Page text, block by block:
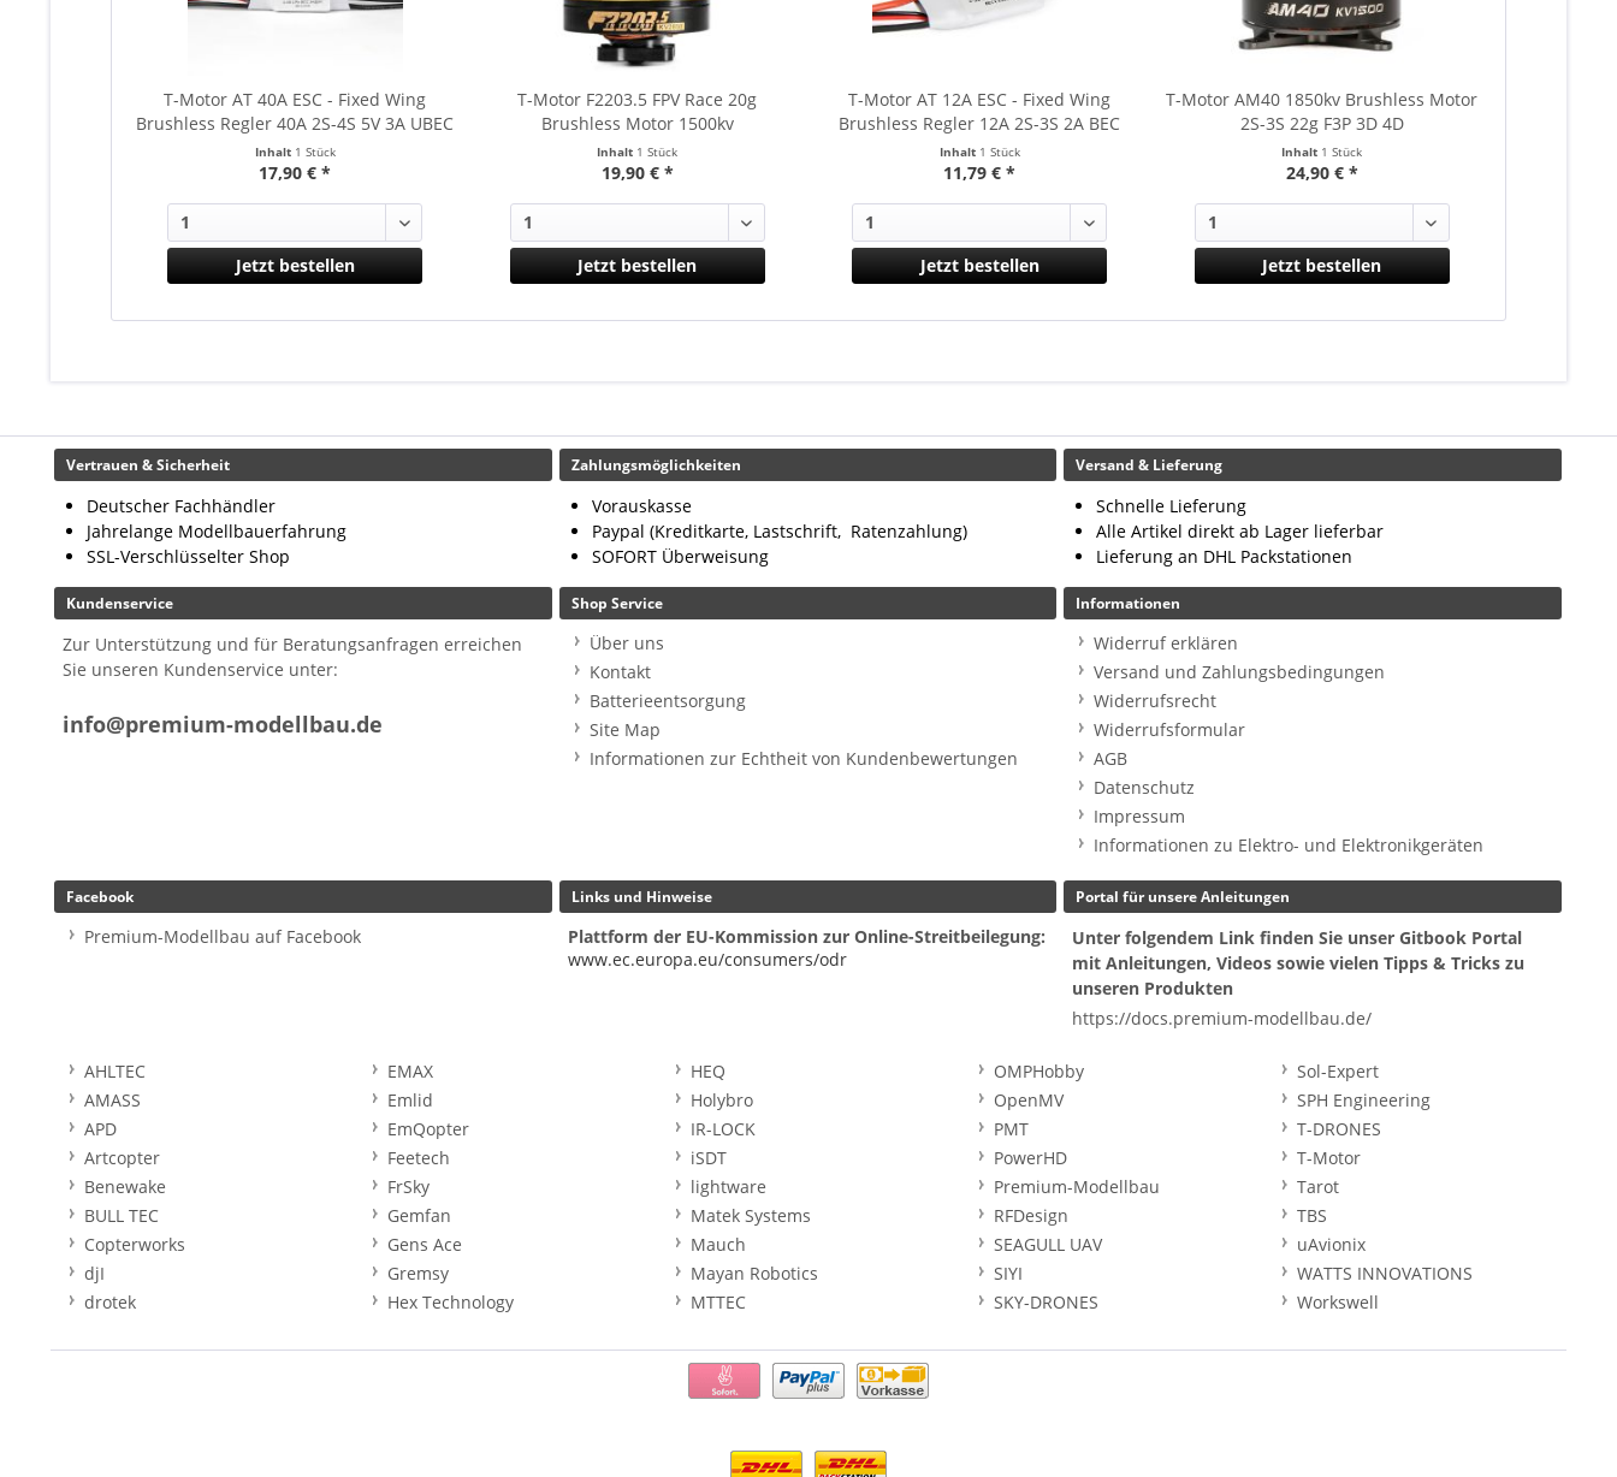
T-Motor AT 40A ESC - Fixed Wing
Brushless Regler 40A 2S-4S 5V 3A UBEC
Inhalt 1 Stück
17,90 € *
Jetzt bestellen
T-Motor F2203.5 FPV Race 20g
Brushless Motor 1500kv
Inhalt 1 Stück
19,90 € *
Jetzt bestellen
T-Motor AT 12A ESC - Fixed Wing
Brushless Regler 12A 2S-3S 2A BEC
Inhalt 1 Stück
11,79 € *
Jetzt bestellen
T-Motor AM40 1850kv Brushless Motor
2S-3S 22g F3P 3D 4D
Inhalt 1 Stück
24,90 € *
Jetzt bestellen
Vertrauen & Sicherheit
Deutscher Fachhändler
Jahrelange Modellbauerfahrung
SSL-Verschlüsselter Shop
Zahlungsmöglichkeiten
Vorauskasse
Paypal (Kreditkarte, Lastschrift, Ratenzahlung)
SOFORT Überweisung
Versand & Lieferung
Schnelle Lieferung
Alle Artikel direkt ab Lager lieferbar
Lieferung an DHL Packstationen
Kundenservice
Zur Unterstützung und für Beratungsanfragen erreichen
Sie unseren Kundenservice unter:
info@premium-modellbau.de
Shop Service
Über uns
Kontakt
Batterieentsorgung
Site Map
Informationen zur Echtheit von Kundenbewertungen
Informationen
Widerruf erklären
Versand und Zahlungsbedingungen
Widerrufsrecht
Widerrufsformular
AGB
Datenschutz
Impressum
Informationen zu Elektro- und Elektronikgeräten
Facebook
Premium-Modellbau auf Facebook
Links und Hinweise
Plattform der EU-Kommission zur Online-Streitbeilegung:
www.ec.europa.eu/consumers/odr
Portal für unsere Anleitungen
Unter folgendem Link finden Sie unser Gitbook Portal
mit Anleitungen, Videos sowie vielen Tipps & Tricks zu
unseren Produkten
https://docs.premium-modellbau.de/
AHLTEC
AMASS
APD
Artcopter
Benewake
BULL TEC
Copterworks
djI
drotek
EMAX
Emlid
EmQopter
Feetech
FrSky
Gemfan
Gens Ace
Gremsy
Hex Technology
HEQ
Holybro
IR-LOCK
iSDT
lightware
Matek Systems
Mauch
Mayan Robotics
MTTEC
OMPHobby
OpenMV
PMT
PowerHD
Premium-Modellbau
RFDesign
SEAGULL UAV
SIYI
SKY-DRONES
Sol-Expert
SPH Engineering
T-DRONES
T-Motor
Tarot
TBS
uAvionix
WATTS INNOVATIONS
Workswell